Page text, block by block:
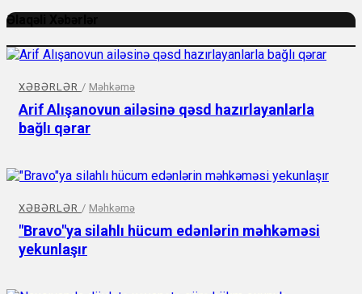
Əlaqəli Xəbərlər
XƏBƏRLƏR / Məhkəmə
Arif Alışanovun ailəsinə qəsd hazırlayanlarla
bağlı qərar
XƏBƏRLƏR / Məhkəmə
"Bravo"ya silahlı hücum edənlərin məhkəməsi
yekunlaşır